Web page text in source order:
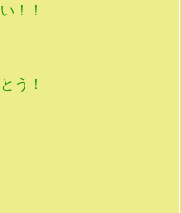
！！
う！